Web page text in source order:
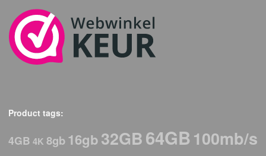
Product tags:
4GB 4K 8gb16gb32GB64GB100mb/s